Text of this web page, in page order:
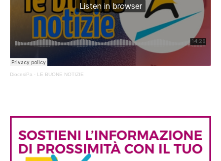
DiocesiPa · LE BUONE NOTIZIE